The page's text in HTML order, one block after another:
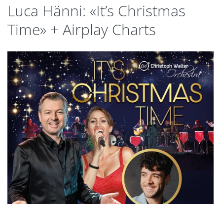
Luca Hänni: «It’s Christmas
Time» + Airplay Charts